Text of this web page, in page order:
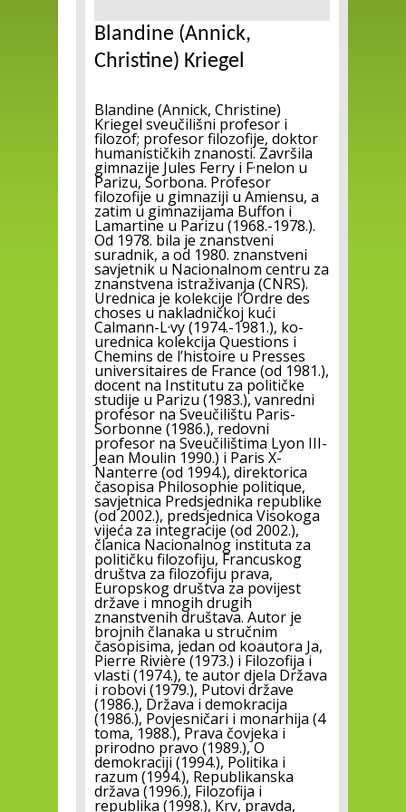
Blandine (Annick,
Christine) Kriegel
Blandine (Annick, Christine)
Kriegel sveučilišni profesor i
filozof; profesor filozofije, doktor
humanističkih znanosti. Završila
gimnazije Jules Ferry i F·nelon u
Parizu, Sorbona. Profesor
filozofije u gimnaziji u Amiensu, a
zatim u gimnazijama Buffon i
Lamartine u Parizu (1968.-1978.).
Od 1978. bila je znanstveni
suradnik, a od 1980. znanstveni
savjetnik u Nacionalnom centru za
znanstvena istraživanja (CNRS).
Urednica je kolekcije l’Ordre des
choses u nakladničkoj kući
Calmann-L·vy (1974.-1981.), ko-
urednica kolekcija Questions i
Chemins de l’histoire u Presses
universitaires de France (od 1981.),
docent na Institutu za političke
studije u Parizu (1983.), vanredni
profesor na Sveučilištu Paris-
Sorbonne (1986.), redovni
profesor na Sveučilištima Lyon III-
Jean Moulin 1990.) i Paris X-
Nanterre (od 1994.), direktorica
časopisa Philosophie politique,
savjetnica Predsjednika republike
(od 2002.), predsjednica Visokoga
vijeća za integracije (od 2002.),
članica Nacionalnog instituta za
političku filozofiju, Francuskog
društva za filozofiju prava,
Europskog društva za povijest
države i mnogih drugih
znanstvenih društava. Autor je
brojnih članaka u stručnim
časopisima, jedan od koautora Ja,
Pierre Rivière (1973.) i Filozofija i
vlasti (1974.), te autor djela Država
i robovi (1979.), Putovi države
(1986.), Država i demokracija
(1986.), Povjesničari i monarhija (4
toma, 1988.), Prava čovjeka i
prirodno pravo (1989.), O
demokraciji (1994.), Politika i
razum (1994.), Republikanska
država (1996.), Filozofija i
republika (1998.), Krv, pravda,